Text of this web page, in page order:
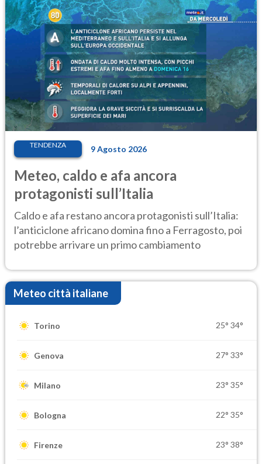
TENDENZA 9 Agosto 2026
Meteo, caldo e afa ancora
protagonisti sull’Italia
Caldo e afa restano ancora protagonisti sull’Italia:
l’anticiclone africano domina fino a Ferragosto, poi
potrebbe arrivare un primo cambiamento
Meteo città italiane
Torino 25° 34°
Genova 27° 33°
Milano 23° 35°
Bologna 22° 35°
Firenze 23° 38°